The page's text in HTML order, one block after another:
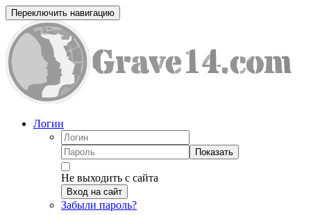
Переключить навигацию
Логин
Показать
Не выходить с сайта
Вход на сайт
Забыли пароль?